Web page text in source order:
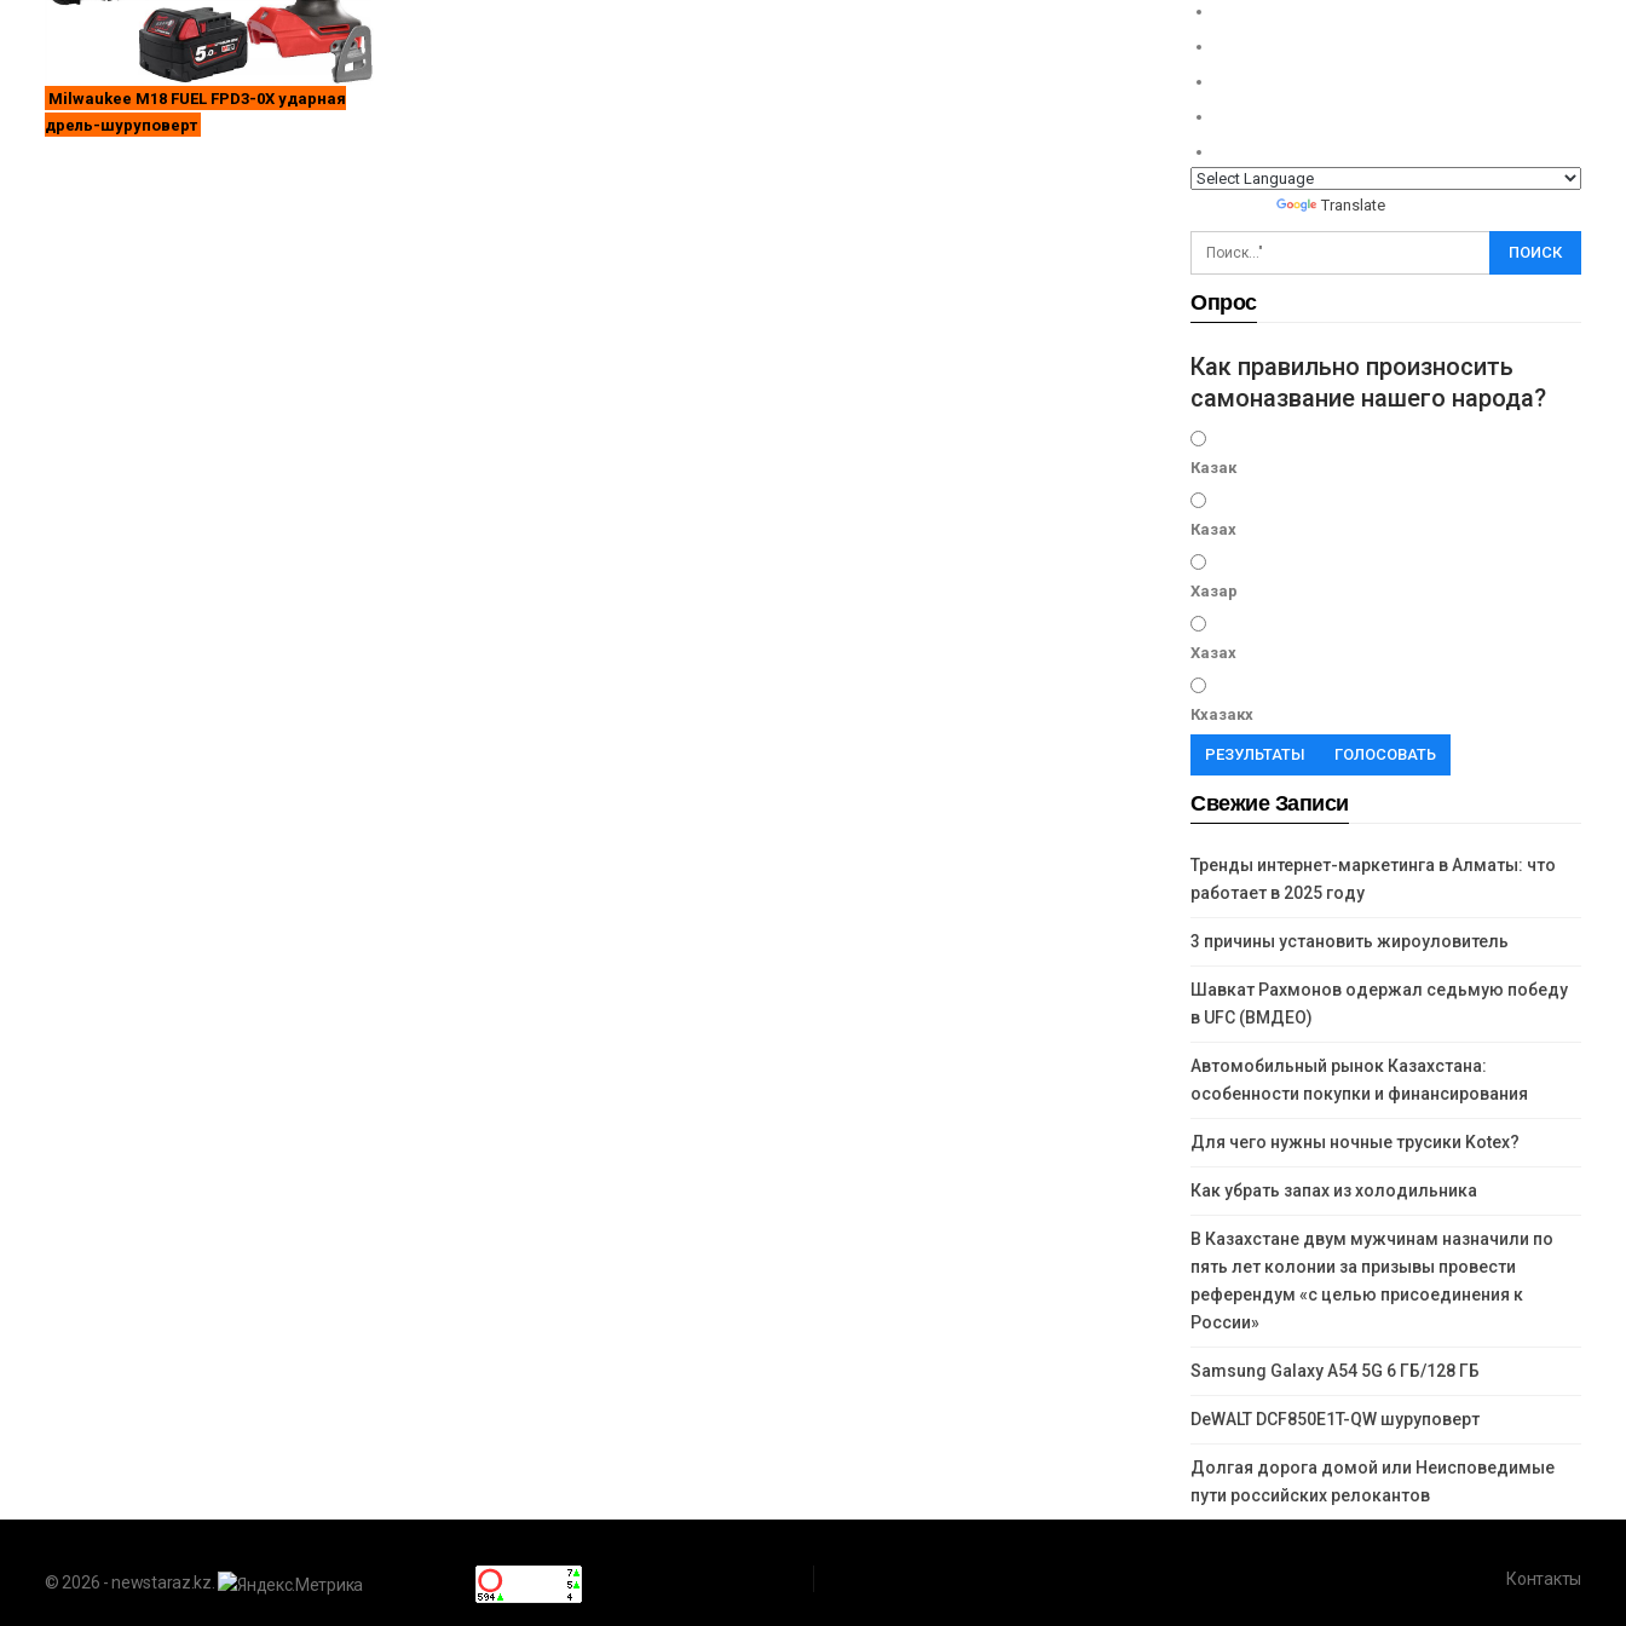
Powered by Translate
Опрос
Как правильно произносить
самоназвание нашего народа?
Казак
Казах
Хазар
Хазах
Кхазакх
РЕЗУЛЬТАТЫ ГОЛОСОВАТЬ
Свежие Записи
Тренды интернет-маркетинга в Алматы: что
работает в 2025 году
3 причины установить жироуловитель
Шавкат Рахмонов одержал седьмую победу
в UFC (ВМДЕО)
Автомобильный рынок Казахстана:
особенности покупки и финансирования
Для чего нужны ночные трусики Kotex?
Как убрать запах из холодильника
В Казахстане двум мужчинам назначили по
пять лет колонии за призывы провести
референдум «с целью присоединения к
России»
Samsung Galaxy A54 5G 6 ГБ/128 ГБ
DeWALT DCF850E1T-QW шуруповерт
Долгая дорога домой или Неисповедимые
пути российских релокантов
Milwaukee M18 FUEL FPD3-0X ударная
дрель-шуруповерт
© 2026 - newstaraz.kz. Контакты